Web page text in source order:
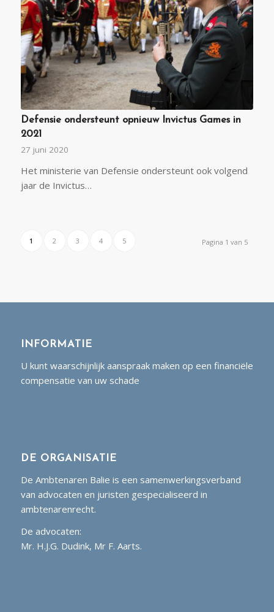
Defensie ondersteunt opnieuw Invictus Games in
2021
27 juni 2020
Het ministerie van Defensie ondersteunt ook volgend
jaar de Invictus…
Pagina 1 van 5
1 2 3 4 5
INFORMATIE
U kunt waarschijnlijk aanspraak maken op een financiële
compensatie van uw schade
DE ORGANISATIE
De Ambtenaren Balie is een samenwerkingsverband
van advocaten en juristen gespecialiseerd in
ambtenarenrecht.
De advocaten:
Mr. H.J.G. Dudink, Mr F. Aarts.